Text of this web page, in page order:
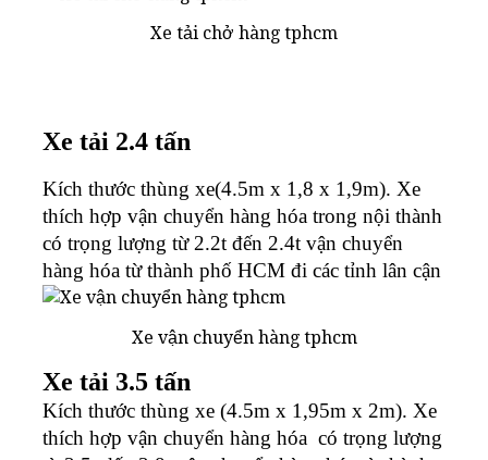
Xe tải chở hàng tphcm
Xe tải 2.4 tấn
Kích thước thùng xe(4.5m x 1,8 x 1,9m). Xe
thích hợp vận chuyển hàng hóa trong nội thành
có trọng lượng từ 2.2t đến 2.4t vận chuyển
hàng hóa từ thành phố HCM đi các tỉnh lân cận
Xe vận chuyển hàng tphcm
Xe tải 3.5 tấn
Kích thước thùng xe (4.5m x 1,95m x 2m). Xe
thích hợp vận chuyển hàng hóa có trọng lượng